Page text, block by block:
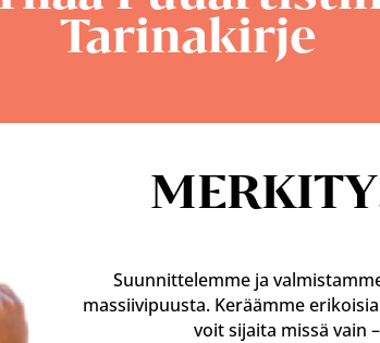
Tarinakirje
Suunnittelemme ja
massiivipuusta. Keräämme
voit sijaita missä vain